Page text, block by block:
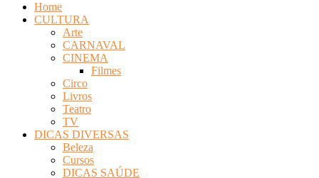
Home
CULTURA
Arte
CARNAVAL
CINEMA
Filmes
Circo
Livros
Teatro
TV
DICAS DIVERSAS
Beleza
Cursos
DICAS SAÚDE